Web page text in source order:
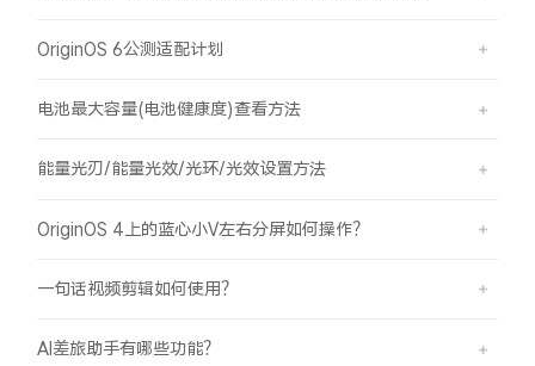
OriginOS 6公测适配计划
电池最大容量(电池健康度)查看方法
能量光刃/能量光效/光环/光效设置方法
OriginOS 4上的蓝心小V左右分屏如何操作？
一句话视频剪辑如何使用？
AI差旅助手有哪些功能？